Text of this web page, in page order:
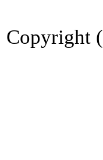
Copyright